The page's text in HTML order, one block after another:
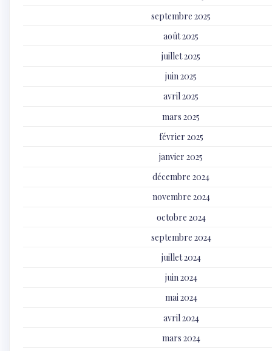
septembre 2025
août 2025
juillet 2025
juin 2025
avril 2025
mars 2025
février 2025
janvier 2025
décembre 2024
novembre 2024
octobre 2024
septembre 2024
juillet 2024
juin 2024
mai 2024
avril 2024
mars 2024